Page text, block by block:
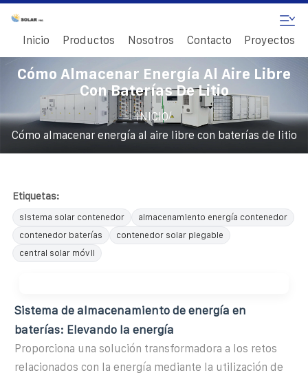
Inicio Productos Nosotros Contacto Proyectos
Cómo Almacenar Energía Al Aire Libre
Con Baterías De Litio
INICIO/
Cómo almacenar energía al aire libre con baterías de litio
Etiquetas:
sistema solar contenedor
almacenamiento energía contenedor
contenedor baterías
contenedor solar plegable
central solar móvil
Sistema de almacenamiento de energía en
baterías: Elevando la energía
Proporciona una solución transformadora a los retos
relacionados con la energía mediante la utilización de